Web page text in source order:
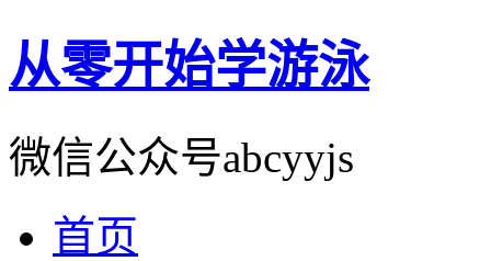
从零开始学游泳
微信公众号abcyyjs
首页